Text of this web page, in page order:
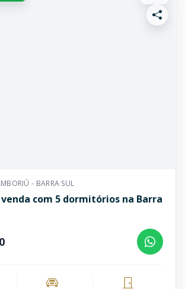
- BARRA SUL
com 5 dormitórios na Barra